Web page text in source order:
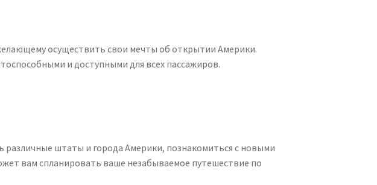
осуществить свои мечты об открытии Америки.
и доступными для всех пассажиров.
различные штаты и города Америки, познакомиться с новыми
вам спланировать ваше незабываемое путешествие по